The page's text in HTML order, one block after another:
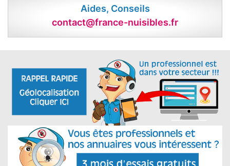
Aides, Conseils
contact@france-nuisibles.fr